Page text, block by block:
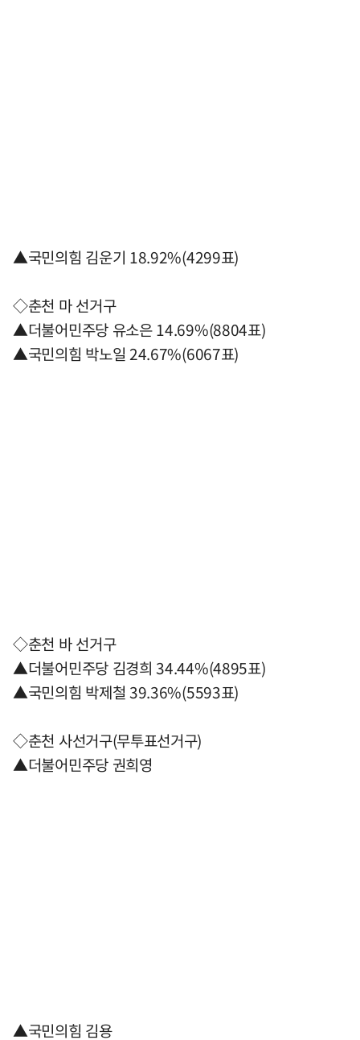
▲국민의힘 김운기 18.92%(4299표)
◇춘천 마 선거구
▲더불어민주당 유소은 14.69%(8804표)
▲국민의힘 박노일 24.67%(6067표)
◇춘천 바 선거구
▲더불어민주당 김경희 34.44%(4895표)
▲국민의힘 박제철 39.36%(5593표)
◇춘천 사선거구(무투표선거구)
▲더불어민주당 권희영
▲국민의힘 김용